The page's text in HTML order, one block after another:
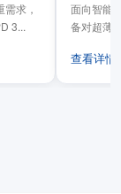
求，
3...
面向智能
备对超薄
查看详